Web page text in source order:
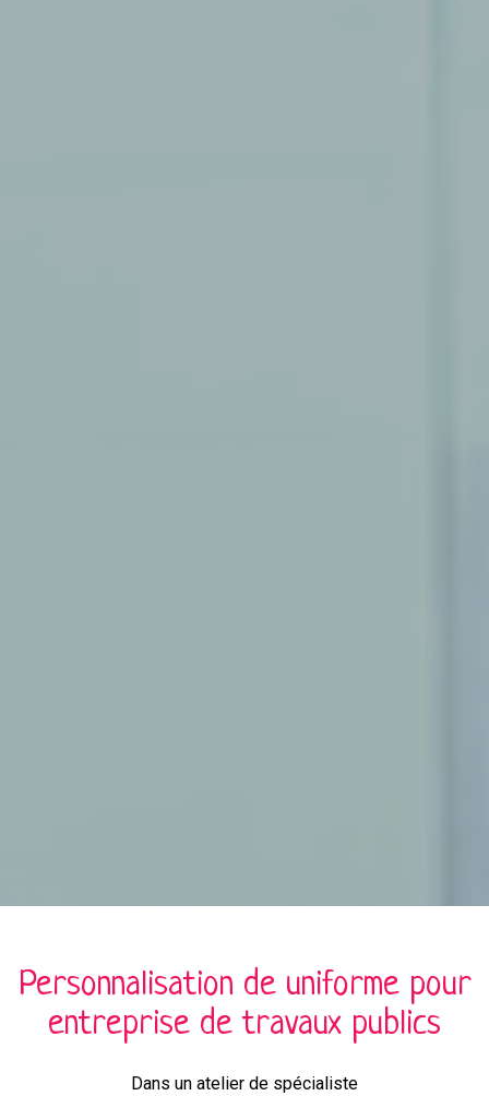
Personnalisation de uniformepour
entreprise de travaux publics
Dans un atelier de spécialiste